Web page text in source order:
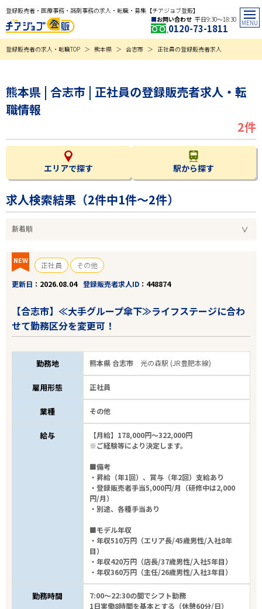
登録販売者・医療事務・調剤事務の求人・転職・募集【チアジョブ登販】
お問い合わせ 平日9:30〜18:30
0120-73-1811
登録販売者の求人・転職TOP 熊本県 合志市 正社員の登録販売者求人
熊本県 | 合志市 | 正社員の登録販売者求人・転
職情報
2件
エリアで探す 駅から探す
求人検索結果（2件中1件～2件）
NEW 正社員
その他
更新日
2026.08.04 登録販売者求人ID 448874
【合志市】≪大手グループ傘下≫ライフステージに合わ
せて勤務区分を変更可！
勤務地 熊本県 合志市 光の森駅 (JR豊肥本線)
雇用形態 正社員
業種 その他
給与
【月給】178,000円～322,000円
※ご経験等により決定します。
■備考
・昇給（年1回）、賞与（年2回）支給あり
・登録販売者手当5,000円/月（研修中は2,000
円/月）
・別途、各種手当あり
■モデル年収
・年収510万円（エリア長/45歳男性/入社8年
目）
・年収420万円（店長/37歳男性/入社5年目）
・年収360万円（主任/26歳男性/入社3年目）
勤務時間
7:00～22:30の間でシフト勤務
1日実働8時間を基本とする（休憩60分/日）